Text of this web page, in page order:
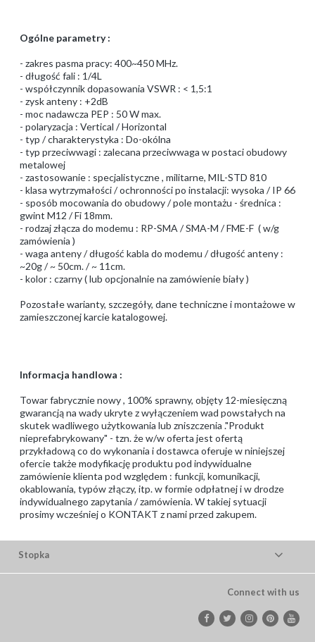
Ogólne parametry :
- zakres pasma pracy: 400~450 MHz.
- długość fali : 1/4L
- współczynnik dopasowania VSWR : < 1,5:1
- zysk anteny : +2dB
- moc nadawcza PEP : 50 W max.
- polaryzacja : Vertical / Horizontal
- typ / charakterystyka : Do-okólna
- typ przeciwwagi : zalecana przeciwwaga w postaci obudowy
metalowej
- zastosowanie : specjalistyczne , militarne, MIL-STD 810
- klasa wytrzymałości / ochronności po instalacji: wysoka / IP 66
- sposób mocowania do obudowy / pole montażu - średnica :
gwint M12 / Fi 18mm.
- rodzaj złącza do modemu : RP-SMA / SMA-M / FME-F ( w/g
zamówienia )
- waga anteny / długość kabla do modemu / długość anteny :
~20g / ~ 50cm. / ~ 11cm.
- kolor : czarny ( lub opcjonalnie na zamówienie biały )
Pozostałe warianty, szczegóły, dane techniczne i montażowe w
zamieszczonej karcie katalogowej.
Informacja handlowa :
Towar fabrycznie nowy , 100% sprawny, objęty 12-miesięczną
gwarancją na wady ukryte z wyłączeniem wad powstałych na
skutek wadliwego użytkowania lub zniszczenia ."Produkt
nieprefabrykowany" - tzn. że w/w oferta jest ofertą
przykładową co do wykonania i dostawca oferuje w niniejszej
ofercie także modyfikację produktu pod indywidualne
zamówienie klienta pod względem : funkcji, komunikacji,
okablowania, typów złączy, itp. w formie odpłatnej i w drodze
indywidualnego zapytania / zamówienia. W takiej sytuacji
prosimy wcześniej o KONTAKT z nami przed zakupem.
Stopka
Connect with us